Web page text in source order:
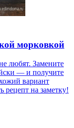
морковкой
любят. Замените
— и получите
вариант
рецепт на заметку!